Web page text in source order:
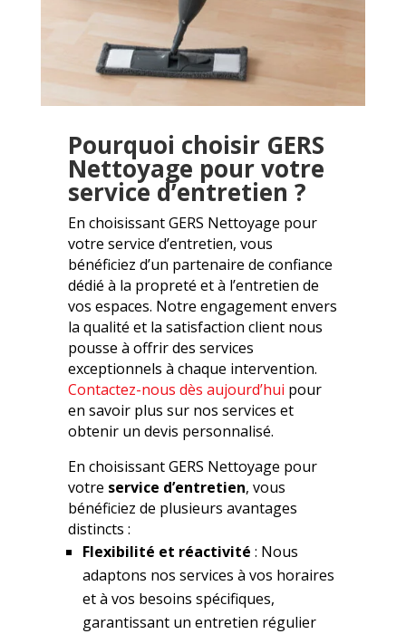
Pourquoi choisir GERS
Nettoyage pour votre
service d’entretien ?
En choisissant GERS Nettoyage pour
votre service d’entretien, vous
bénéficiez d’un partenaire de confiance
dédié à la propreté et à l’entretien de
vos espaces. Notre engagement envers
la qualité et la satisfaction client nous
pousse à offrir des services
exceptionnels à chaque intervention.
Contactez-nous dès aujourd’hui pour
en savoir plus sur nos services et
obtenir un devis personnalisé.
En choisissant GERS Nettoyage pour
votre service d’entretien, vous
bénéficiez de plusieurs avantages
distincts :
Flexibilité et réactivité : Nous
adaptons nos services à vos horaires
et à vos besoins spécifiques,
garantissant un entretien régulier